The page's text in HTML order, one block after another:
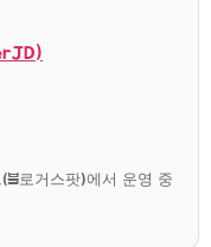
블로거스팟)에서 운영 중